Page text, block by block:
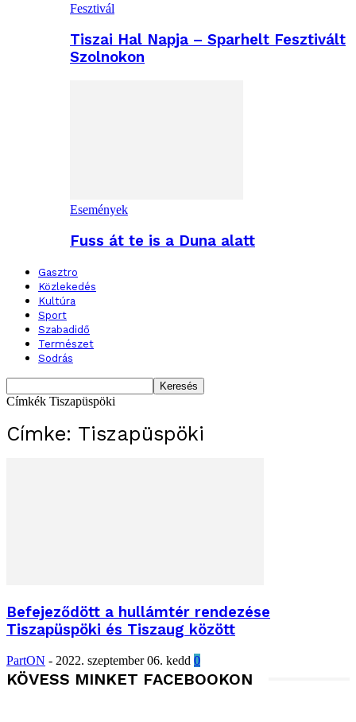
Fesztivál
Tiszai Hal Napja – Sparhelt Fesztivált
Szolnokon
Események
Fuss át te is a Duna alatt
Gasztro
Közlekedés
Kultúra
Sport
Szabadidő
Természet
Sodrás
Címkék Tiszapüspöki
Címke: Tiszapüspöki
Befejeződött a hullámtér rendezése
Tiszapüspöki és Tiszaug között
PartON - 2022. szeptember 06. kedd 0
KÖVESS MINKET FACEBOOKON